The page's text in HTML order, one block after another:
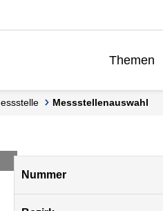
Themen
Messstelle Messstellenauswahl
Berlin
Nummer